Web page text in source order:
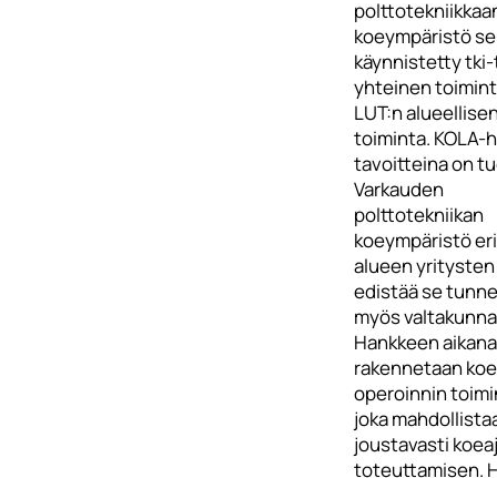
koeympäristö
käynnistetty
yhteinen
LUT:n
toiminta. KOLA-
tavoitteina on
Varkauden
polttotekniikan
koeympäristö
alueen
edistää se
myös
Hankkeen aikana
rakennetaan
operoinnin
joka
joustavasti
toteuttamisen.